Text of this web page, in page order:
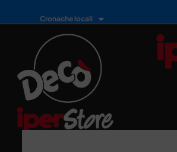
Cronache locali